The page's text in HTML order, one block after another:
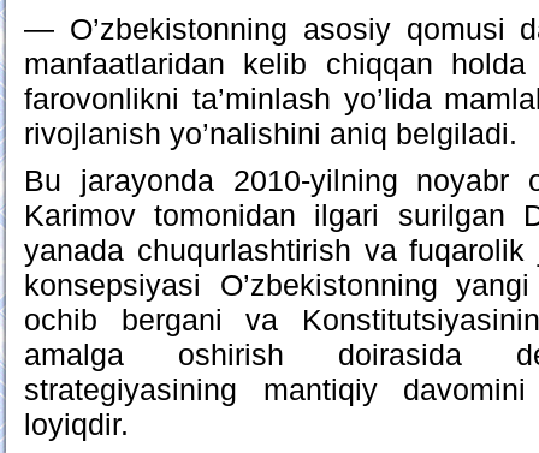
— O’zbekistonning asosiy qomusi
manfaatlaridan kelib chiqqan
farovonlikni ta’minlash yo’lida
rivojlanish yo’nalishini aniq belgiladi.
Bu jarayonda 2010-yilning noyabr
Karimov tomonidan ilgari surilgan
yanada chuqurlashtirish va
konsepsiyasi O’zbekistonning
ochib bergani va
amalga oshirish doirasida
strategiyasining mantiqiy
loyiqdir.